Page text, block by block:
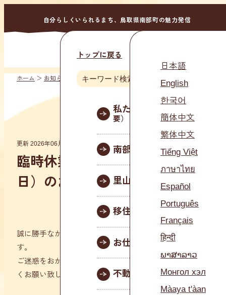
トップに戻る
私たちについて
要）
南部町について
里山暮らしを体験
移住について
お仕事情報
不動産情報
日本語
English
한국어
簡体中文
繁体中文
Tiếng Việt
ภาษาไทย
Español
Português
Français
हिन्दी
ພາສາລາວ
Монгол хэл
Màaya t'àan
自分らしくいられるまち、鳥取県南部町の魅力発信
ホーム ＞ お知らせ
更新 2026年06月05日
臨時休業（２０２６年６月１５
日）のお知らせ
誠に勝手ながら下記のとおり臨時休業させていただきま
す。
ご迷惑をおかけしますが、何卒ご了承下さいますよう宜し
くお願い致します。